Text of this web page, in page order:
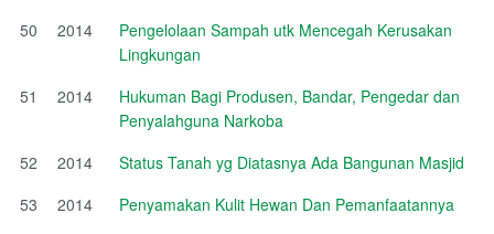
50
2014
Pengelolaan Sampah utk Mencegah Kerusakan
Lingkungan
51
2014
Hukuman Bagi Produsen, Bandar, Pengedar dan
Penyalahguna Narkoba
52
2014
Status Tanah yg Diatasnya Ada Bangunan Masjid
53
2014
Penyamakan Kulit Hewan Dan Pemanfaatannya